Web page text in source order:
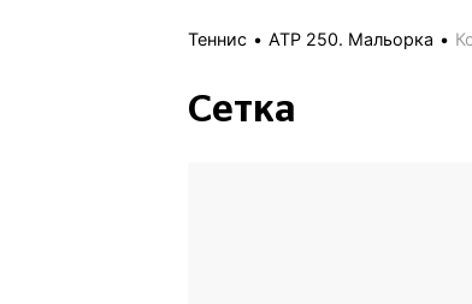
Теннис ATP 250. Мальорка
Сетка